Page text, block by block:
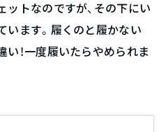
トなのですが、その下にい
います。履くのと履かない
！一度履いたらやめられま